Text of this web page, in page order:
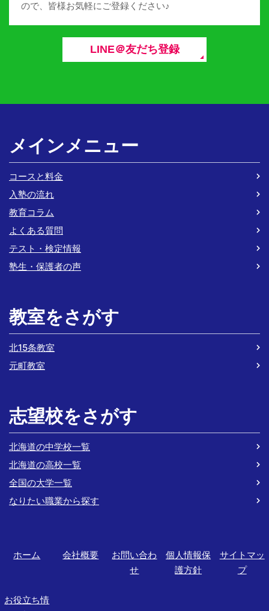
ので、皆様お気軽にご登録ください♪
LINE＠友だち登録
メインメニュー
コースと料金
入塾の流れ
教育コラム
よくある質問
テスト・検定情報
塾生・保護者の声
教室をさがす
北15条教室
元町教室
志望校をさがす
北海道の中学校一覧
北海道の高校一覧
全国の大学一覧
なりたい職業から探す
ホーム 会社概要
お問い合わ
せ
個人情報保
護方針
サイトマッ
プ
お役立ち情